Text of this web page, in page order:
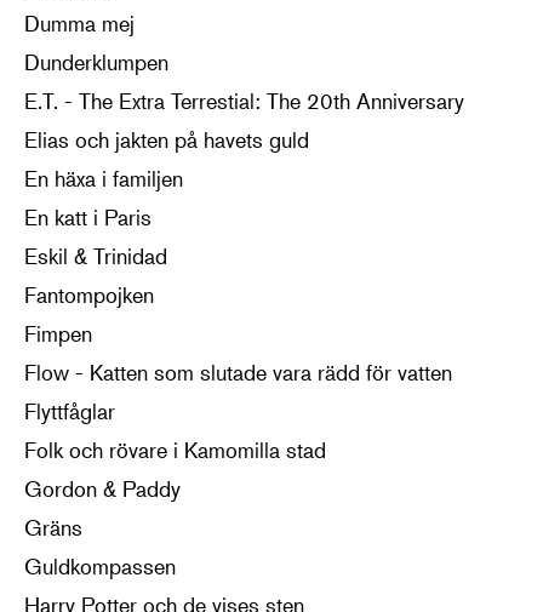
Dumma mej
Dunderklumpen
E.T. - The Extra Terrestial: The 20th Anniversary
Elias och jakten på havets guld
En häxa i familjen
En katt i Paris
Eskil & Trinidad
Fantompojken
Fimpen
Flow - Katten som slutade vara rädd för vatten
Flyttfåglar
Folk och rövare i Kamomilla stad
Gordon & Paddy
Gräns
Guldkompassen
Harry Potter och de vises sten